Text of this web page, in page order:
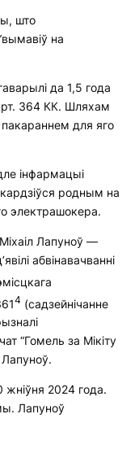
што
на
да 1,5 года
364 КК. Шляхам
для яго
інфармацыі
родным на
электрашокера.
Лапуноў —
абвінавачванні
4 (садзейнічанне
“Гомель за Мікіту
Лапуноў.
2024 года.
Лапуноў